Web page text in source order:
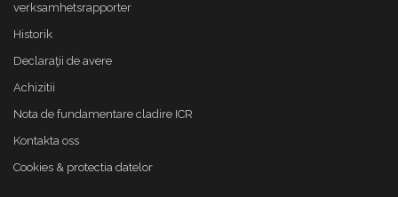
verksamhetsrapporter
Historik
Declaraţii de avere
Achizitii
Nota de fundamentare cladire ICR
Kontakta oss
Cookies & protectia datelor